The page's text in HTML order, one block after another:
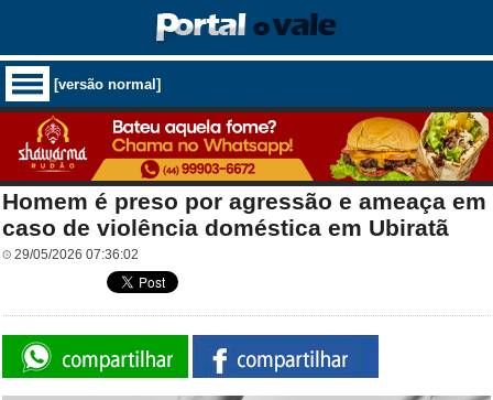
[versão normal]
Homem é preso por agressão e ameaça em
caso de violência doméstica em Ubiratã
29/05/2026 07:36:02